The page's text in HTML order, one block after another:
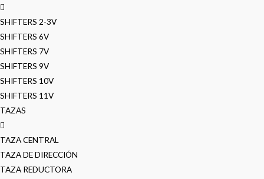
SHIFTERS 2-3V
SHIFTERS 6V
SHIFTERS 7V
SHIFTERS 9V
SHIFTERS 10V
SHIFTERS 11V
TAZAS
TAZA CENTRAL
TAZA DE DIRECCIÓN
TAZA REDUCTORA